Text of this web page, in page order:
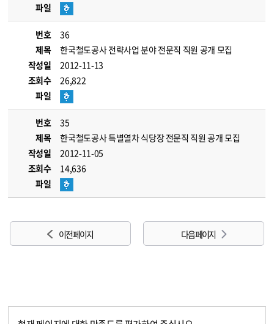
파일
번호
36
제목
한국철도공사 전략사업 분야 전문직 직원 공개 모집
작성일
2012-11-13
조회수
26,822
파일
번호
35
제목
한국철도공사 특별열차 식당장 전문직 직원 공개 모집
작성일
2012-11-05
조회수
14,636
파일
이전 페이지 다음 페이지